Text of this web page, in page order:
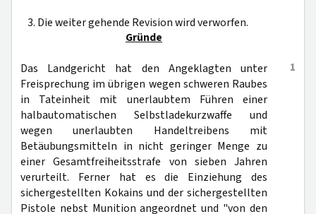
3. Die weiter gehende Revision wird verworfen.
Gründe
1
Das Landgericht hat den Angeklagten unter
Freisprechung im übrigen wegen schweren Raubes
in Tateinheit mit unerlaubtem Führen einer
halbautomatischen Selbstladekurzwaffe und
wegen unerlaubten Handeltreibens mit
Betäubungsmitteln in nicht geringer Menge zu
einer Gesamtfreiheitsstrafe von sieben Jahren
verurteilt. Ferner hat es die Einziehung des
sichergestellten Kokains und der sichergestellten
Pistole nebst Munition angeordnet und "von den